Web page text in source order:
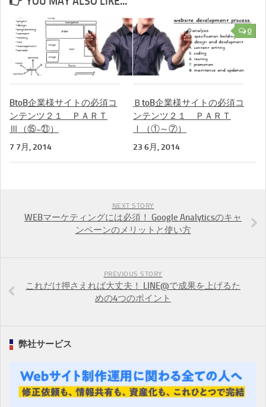
BtoB企業様サイトの必須コ
ンテンツ２１ ＰＡＲＴ
Ⅲ（⑮~㉑）
7 7月, 2014
0
ＢtoB企業様サイトの必須コ
ンテンツ２１ ＰＡＲＴ
Ⅰ（①～⑦）
23 6月, 2014
NEXT STORY
WEBマーケティングには必須！ Google Analyticsのキャ
ンペーンのメリットと使い方
PREVIOUS STORY
これだけ押さえれば大丈夫！ LINE@で成果を上げるた
めの4つのポイント
弊社サービス